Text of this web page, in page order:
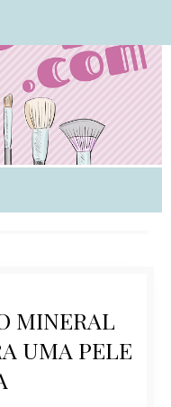
MINERAL
UMA PELE